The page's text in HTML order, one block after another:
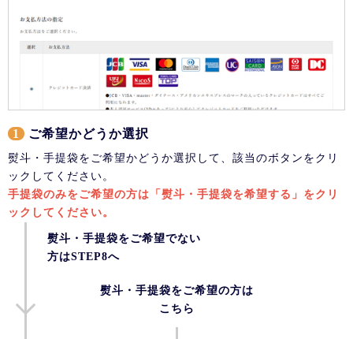
1 ご希望かどうか選択
熨斗・手提袋をご希望かどうか選択して、該当のボタンをクリ
ックしてください。
手提袋のみをご希望の方は「熨斗・手提袋を希望する」をクリ
ックしてください。
熨斗・手提袋をご希望でない
方はSTEP8へ
熨斗・手提袋をご希望の方は
こちら